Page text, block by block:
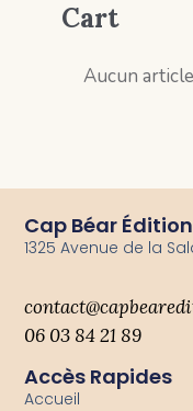
Cart
Aucun
Accès Rapides
Accueil
Cap Béar
1325 Avenue de la
06 03 84 21 89